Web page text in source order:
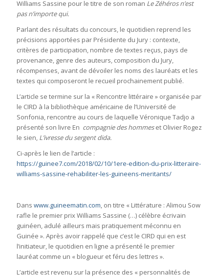
Williams Sassine pour le titre de son roman Le Zéhéros n’est
pas n’importe qui.
Parlant des résultats du concours, le quotidien reprend les
précisions apportées par Présidente du Jury : contexte,
critères de participation, nombre de textes reçus, pays de
provenance, genre des auteurs, composition du Jury,
récompenses, avant de dévoiler les noms des lauréats et les
textes qui composeront le recueil prochainement publié.
L’article se termine sur la « Rencontre littéraire » organisée par
le CIRD à la bibliothèque américaine de l’Université de
Sonfonia, rencontre au cours de laquelle Véronique Tadjo a
présenté son livre En compagnie des hommeset Olivier Rogez
le sien, L’ivresse du sergent dida.
Ci-après le lien de l’article :
https://guinee7.com/2018/02/10/1ere-edition-du-prix-litteraire-
williams-sassine-rehabiliter-les-guineens-meritants/
Dans www.guineematin.com, on titre « Littérature : Alimou Sow
rafle le premier prix Williams Sassine (…) célèbre écrivain
guinéen, adulé ailleurs mais pratiquement méconnu en
Guinée ». Après avoir rappelé que c’est le CIRD qui en est
l’initiateur, le quotidien en ligne a présenté le premier
lauréat comme un « blogueur et féru des lettres ».
L’article est revenu sur la présence des « personnalités de